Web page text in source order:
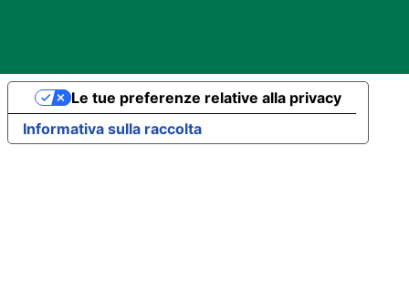
Informativa sulla raccolta
Le tue preferenze relative alla privacy